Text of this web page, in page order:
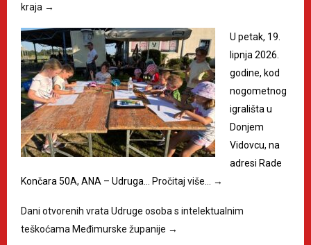
kraja →
U petak, 19.
lipnja 2026.
godine, kod
nogometnog
igrališta u
Donjem
Vidovcu, na
adresi Rade
Končara 50A, ANA – Udruga…
Pročitaj više… →
Dani otvorenih vrata Udruge osoba s intelektualnim
teškoćama Međimurske županije →